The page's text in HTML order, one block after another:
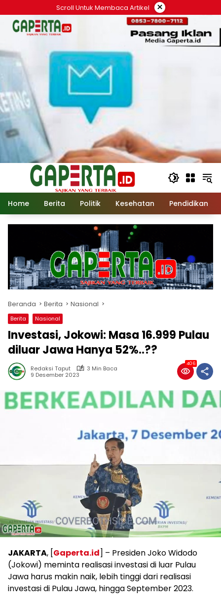
ke
konten
Scroll Untuk Membaca Artikel ×
Home Berita Politik Kesehatan Pendidikan
Beranda Berita Nasional
Berita Nasional
Investasi, Jokowi: Masa 16.999 Pulau
diluar Jawa Hanya 52%..??
Redaksi Taput
3 Min Baca
9 Desember 2023
406
JAKARTA, [Gaperta.id] – Presiden Joko Widodo
(Jokowi) meminta realisasi investasi di luar Pulau
Jawa harus makin naik, lebih tinggi dari realisasi
investasi di Pulau Jawa, hingga September 2023.